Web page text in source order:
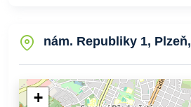
nám. Republiky 1, Plzeň,
+